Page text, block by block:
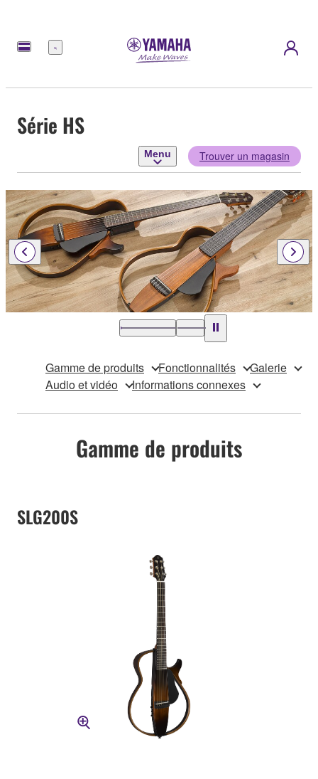
Menu
Série HS
Menu Trouver un magasin
Gamme de produits Fonctionnalités
Galerie
Audio et vidéo
Informations connexes
Gamme de produits
SLG200S